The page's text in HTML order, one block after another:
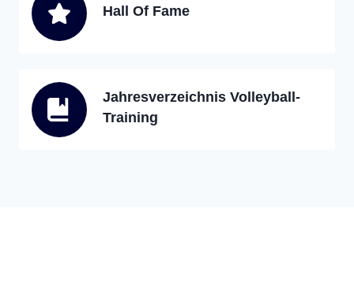
Hall Of Fame
Jahresverzeichnis Volleyball-
Training